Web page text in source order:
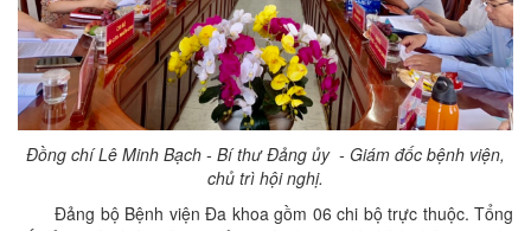
Đồng chí Lê Minh Bạch - Bí thư Đảng ủy - Giám đốc bệnh viện,
chủ trì hội nghị.
Đảng bộ Bệnh viện Đa khoa gồm 06 chi bộ trực thuộc. Tổng